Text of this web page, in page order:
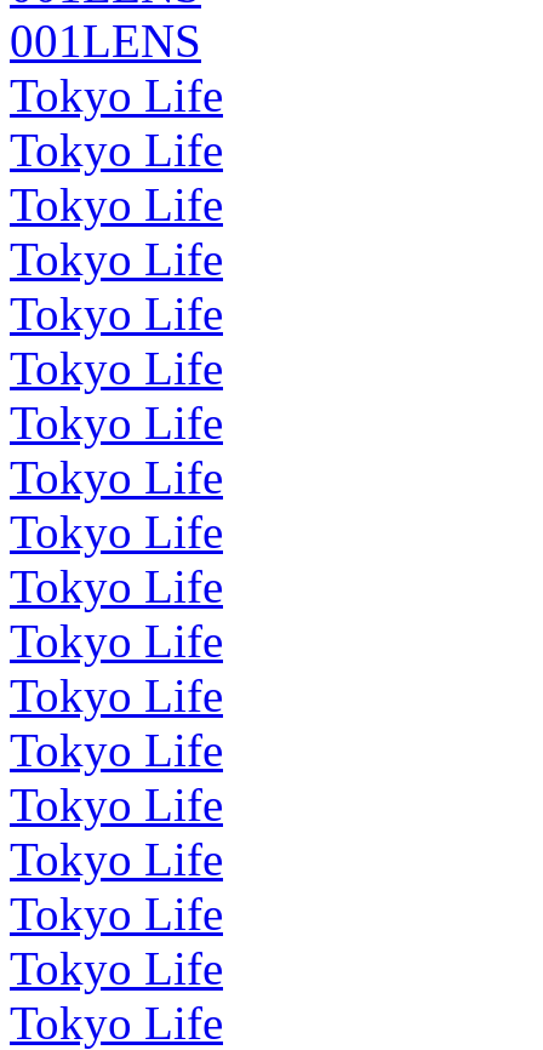
001LENS
Tokyo Life
Tokyo Life
Tokyo Life
Tokyo Life
Tokyo Life
Tokyo Life
Tokyo Life
Tokyo Life
Tokyo Life
Tokyo Life
Tokyo Life
Tokyo Life
Tokyo Life
Tokyo Life
Tokyo Life
Tokyo Life
Tokyo Life
Tokyo Life